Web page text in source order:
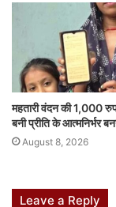
p
महतारी वंदन की 1,000
बनी प्रीति के आत्मनिर्भर
August 8, 2026
Leave a Reply